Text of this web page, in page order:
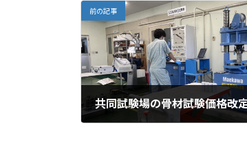
前の記事
2023年5月8日